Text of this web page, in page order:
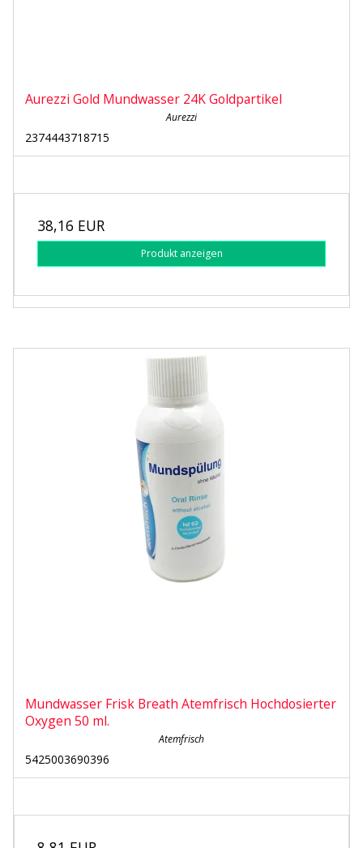
Aurezzi Gold Mundwasser 24K Goldpartikel
Aurezzi
2374443718715
38,16 EUR
Produkt anzeigen
Mundwasser Frisk Breath Atemfrisch Hochdosierter
Oxygen 50 ml.
Atemfrisch
5425003690396